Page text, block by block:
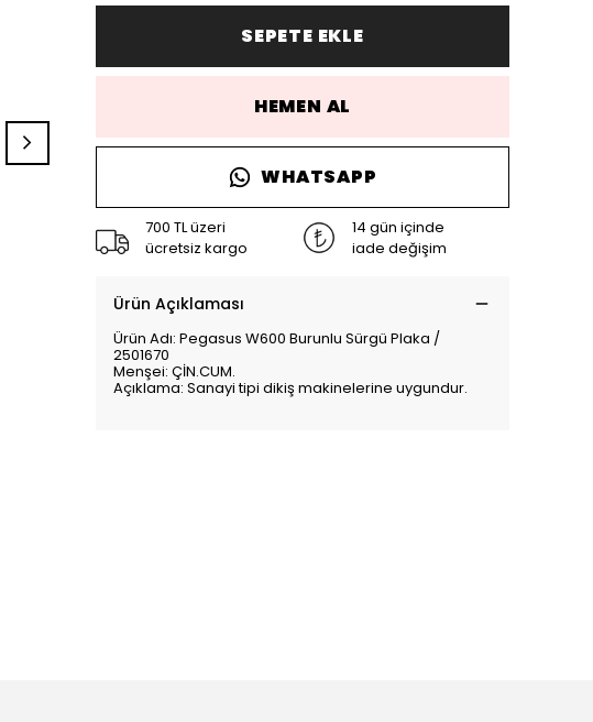
SEPETE EKLE
HEMEN AL
WHATSAPP
700 TL üzeri
ücretsiz kargo
14 gün içinde
iade değişim
Ürün Açıklaması
Ürün Adı: Pegasus W600 Burunlu Sürgü Plaka /
2501670
Menşei: ÇİN.CUM.
Açıklama: Sanayi tipi dikiş makinelerine uygundur.